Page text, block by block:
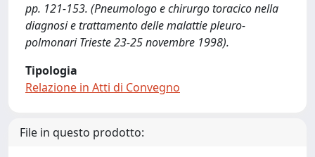
pp. 121-153. (Pneumologo e chirurgo toracico nella
diagnosi e trattamento delle malattie pleuro-
polmonari Trieste 23-25 novembre 1998).
Tipologia
Relazione in Atti di Convegno
File in questo prodotto: